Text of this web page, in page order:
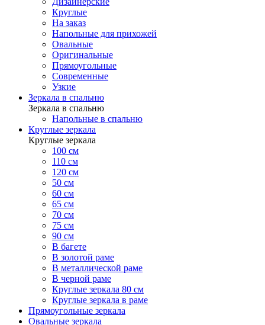
Круглые
На заказ
Напольные для прихожей
Овальные
Оригинальные
Прямоугольные
Современные
Узкие
Зеркала в спальню
Зеркала в спальню
Напольные в спальню
Круглые зеркала
Круглые зеркала
100 см
110 см
120 см
50 см
60 см
65 см
70 см
75 см
90 см
В багете
В золотой раме
В металлической раме
В черной раме
Круглые зеркала 80 см
Круглые зеркала в раме
Прямоугольные зеркала
Овальные зеркала